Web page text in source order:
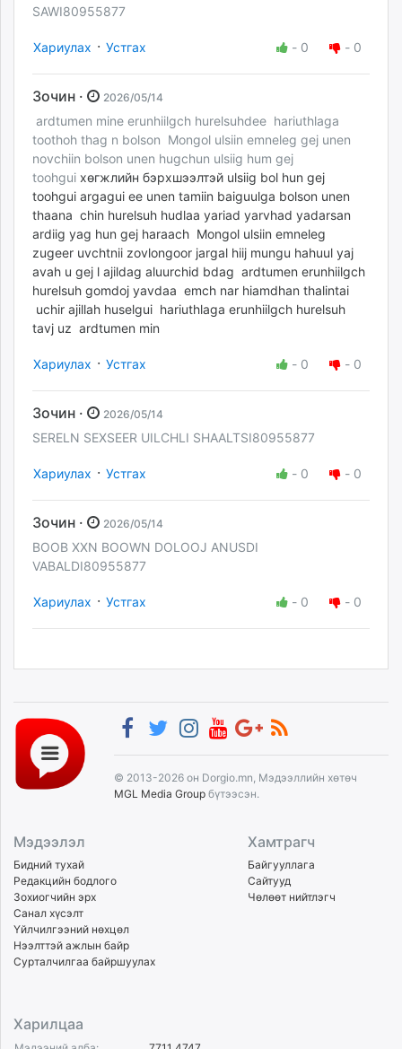
SAWI80955877
Хариулах · Устгах - 0 - 0
Зочин · 2026/05/14
ardtumen mine erunhiilgch hurelsuhdee hariuthlaga
toothoh thag n bolson Mongol ulsiin emneleg gej unen
novchiin bolson unen hugchun ulsiig hum gej
toohgui хөгжлийн бэрхшээлтэй ulsiig bol hun gej
toohgui argagui ee unen tamiin baiguulga bolson unen
thaana chin hurelsuh hudlaa yariad yarvhad yadarsan
ardiig yag hun gej haraach Mongol ulsiin emneleg
zugeer uvchtnii zovlongoor jargal hiij mungu hahuul yaj
avah u gej l ajildag aluurchid bdag ardtumen erunhiilgch
hurelsuh gomdoj yavdaa emch nar hiamdhan thalintai
uchir ajillah huselgui hariuthlaga erunhiilgch hurelsuh
tavj uz ardtumen min
Хариулах · Устгах - 0 - 0
Зочин · 2026/05/14
SERELN SEXSEER UILCHLI SHAALTSI80955877
Хариулах · Устгах - 0 - 0
Зочин · 2026/05/14
BOOB XXN BOOWN DOLOOJ ANUSDI
VABALDI80955877
Хариулах · Устгах - 0 - 0
© 2013-2026 он Dorgio.mn, Мэдээллийн хөтөч
MGL Media Group бүтээсэн.
Мэдээлэл
Бидний тухай
Редакцийн бодлого
Зохиогчийн эрх
Санал хүсэлт
Үйлчилгээний нөхцөл
Нээлттэй ажлын байр
Сурталчилгаа байршуулах
Хамтрагч
Байгууллага
Сайтууд
Чөлөөт нийтлэгч
Харилцаа